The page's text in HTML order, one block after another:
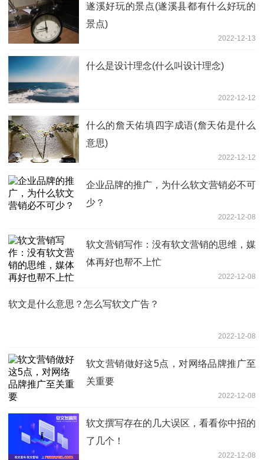
遂溪好玩的景点(遂溪县都有什么好玩的
景点)
2022-12-13
什么是设计理念(什么叫设计理念)
2022-12-12
什么的詹天佑填四字成语(詹天佑是什么
意思)
2022-12-12
企业品牌的推广，为什么软文营销必不可
少？
2022-12-08
软文营销写作：没有软文营销的思维，媒
体再好也帮不上忙
2022-12-08
软文是什么意思？怎么写软文广告？
2022-12-08
软文营销做好这5点，对网络品牌推广至
关重要
2022-12-08
软文撰写存在的几大误区，看看你中招的
了几个！
2022-12-08